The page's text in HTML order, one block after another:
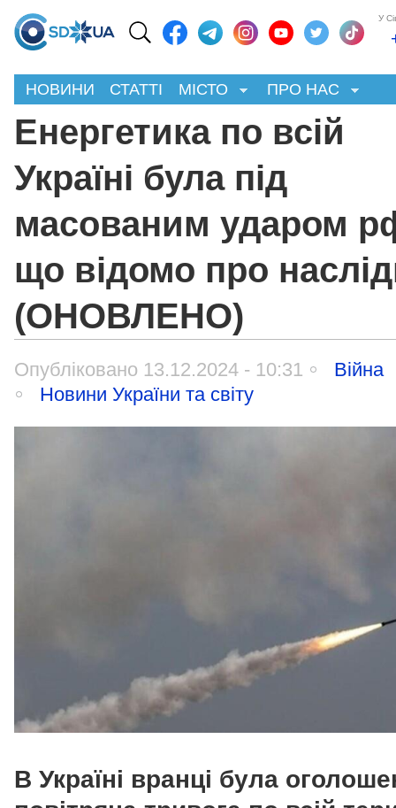
У
НОВИНИ СТАТТІ МІСТО ПРО НАС
Енергетика по всій
Україні була під
масованим ударом
що відомо про
(ОНОВЛЕНО)
Опубліковано 13.12.2024 - 10:31
Війна
Новини України та світу
В Україні вранці була